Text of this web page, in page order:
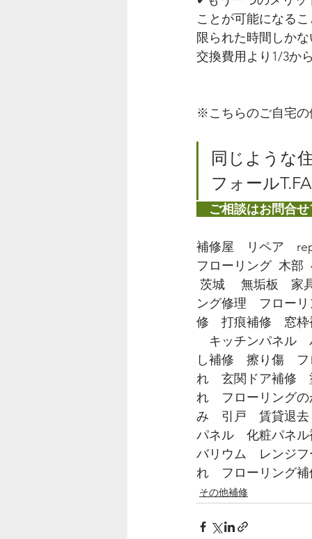
ことが可能になる
限られた時間しか
交換費用より1/3か
※こちらのご自宅の
同じような
フォール
ご相談はお問合
補修屋　リペア　
フローリング  木部
茨城　 無垢板　家
ング修理　フロー
修　打痕補修　窓
キッチンパネル　
し補修　擦り傷　
れ　玄関ドア補修
れ　フローリング
み　引戸　賃貸退
パネル　化粧パネ
バリウム　レンジ
れ　フローリング
その他補修